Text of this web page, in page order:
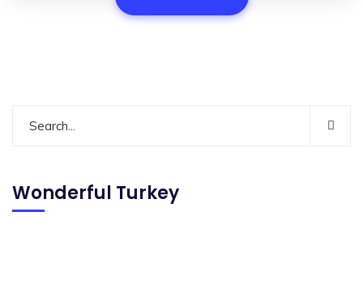
Wonderful Turkey